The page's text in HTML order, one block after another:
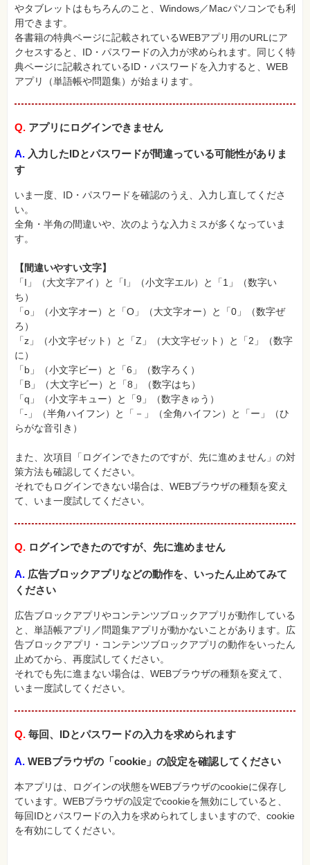
やタブレットはもちろんのこと、Windows／Macパソコンでも利
用できます。
各書籍の特典ページに記載されているWEBアプリ用のURLにア
クセスすると、ID・パスワードの入力が求められます。同じく特
典ページに記載されているID・パスワードを入力すると、WEB
アプリ（単語帳や問題集）が始まります。
Q. アプリにログインできません
A. 入力したIDとパスワードが間違っている可能性がありま
す
いま一度、ID・パスワードを確認のうえ、入力し直してくださ
い。
全角・半角の間違いや、次のような入力ミスが多くなっていま
す。
【間違いやすい文字】
「I」（大文字アイ）と「l」（小文字エル）と「1」（数字い
ち）
「o」（小文字オー）と「O」（大文字オー）と「0」（数字ぜ
ろ）
「z」（小文字ゼット）と「Z」（大文字ゼット）と「2」（数字
に）
「b」（小文字ビー）と「6」（数字ろく）
「B」（大文字ビー）と「8」（数字はち）
「q」（小文字キュー）と「9」（数字きゅう）
「-」（半角ハイフン）と「－」（全角ハイフン）と「ー」（ひ
らがな音引き）
また、次項目「ログインできたのですが、先に進めません」の対
策方法も確認してください。
それでもログインできない場合は、WEBブラウザの種類を変え
て、いま一度試してください。
Q. ログインできたのですが、先に進めません
A. 広告ブロックアプリなどの動作を、いったん止めてみて
ください
広告ブロックアプリやコンテンツブロックアプリが動作している
と、単語帳アプリ／問題集アプリが動かないことがあります。広
告ブロックアプリ・コンテンツブロックアプリの動作をいったん
止めてから、再度試してください。
それでも先に進まない場合は、WEBブラウザの種類を変えて、
いま一度試してください。
Q. 毎回、IDとパスワードの入力を求められます
A. WEBブラウザの「cookie」の設定を確認してください
本アプリは、ログインの状態をWEBブラウザのcookieに保存し
ています。WEBブラウザの設定でcookieを無効にしていると、
毎回IDとパスワードの入力を求められてしまいますので、cookie
を有効にしてください。